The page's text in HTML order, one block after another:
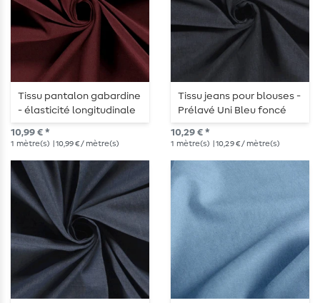
Tissu pantalon gabardine
- élasticité longitudinale
Bordeaux
10,99 € *
1 mètre(s) | 10,99 € / mètre(s)
Tissu jeans pour blouses -
Prélavé Uni Bleu foncé
10,29 € *
1 mètre(s) | 10,29 € / mètre(s)